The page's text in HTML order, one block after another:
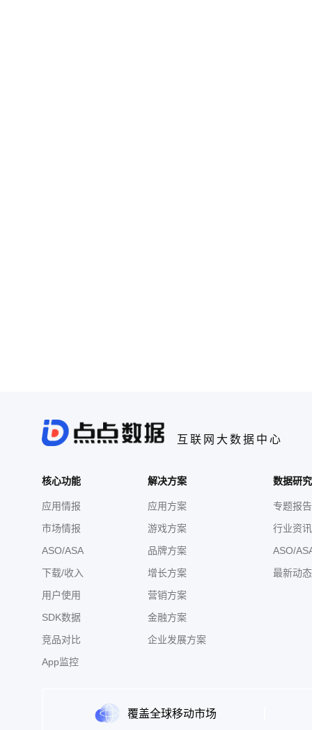
互联网大数据中心
核心功能
应用情报
市场情报
ASO/ASA
下载/收入
用户使用
SDK数据
竞品对比
App监控
解决方案
应用方案
游戏方案
品牌方案
增长方案
营销方案
金融方案
企业发展方案
数据研
专题报告
行业资讯
ASO/
最新动态
覆盖全球移动市场